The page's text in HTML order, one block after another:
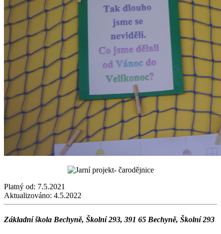
Platný od: 7.5.2021
Aktualizováno: 4.5.2022
Základní škola Bechyně, Školní 293, 391 65 Bechyně, Školní 293